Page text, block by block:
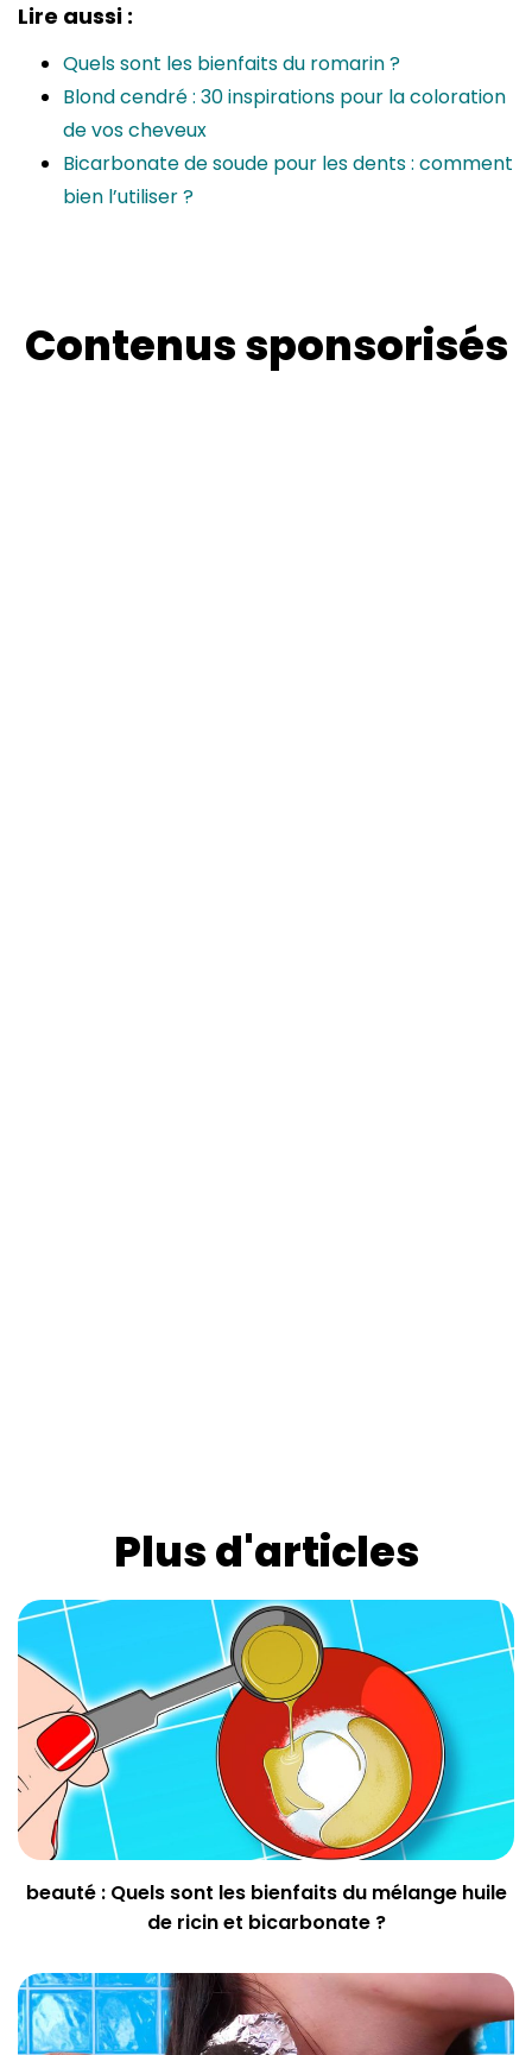
Lire aussi :
Quels sont les bienfaits du romarin ?
Blond cendré : 30 inspirations pour la coloration
de vos cheveux
Bicarbonate de soude pour les dents : comment
bien l’utiliser ?
Contenus sponsorisés
Plus d'articles
beauté : Quels sont les bienfaits du mélange huile
de ricin et bicarbonate ?